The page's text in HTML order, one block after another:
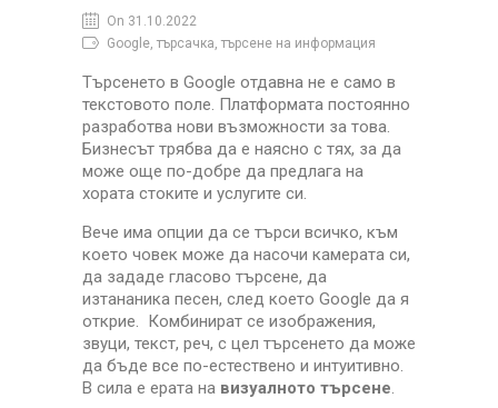
On 31.10.2022
Google, търсачка, търсене на информация
Търсенето в Google отдавна не е само в
текстовото поле. Платформата постоянно
разработва нови възможности за това.
Бизнесът трябва да е наясно с тях, за да
може още по-добре да предлага на
хората стоките и услугите си.
Вече има опции да се търси всичко, към
което човек може да насочи камерата си,
да зададе гласово търсене, да
изтананика песен, след което Google да я
открие. Комбинират се изображения,
звуци, текст, реч, с цел търсенето да може
да бъде все по-естествено и интуитивно.
В сила е ерата на визуалното търсене.